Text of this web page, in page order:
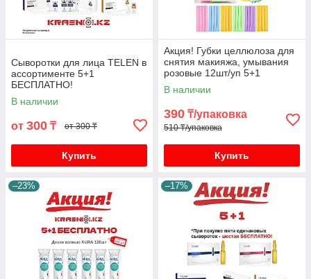
Сыворотки для лица TELEN в
ассортименте 5+1
БЕСПЛАТНО!
В наличии
от 300 ₸ от 300 ₸
Купить
Акция! Губки целлюлоза для
снятия макияжа, умывания
розовые 12шт/уп 5+1
БЕСПЛАТНО
В наличии
390 ₸/упаковка
510 ₸/упаковка
Купить
–23% –17%